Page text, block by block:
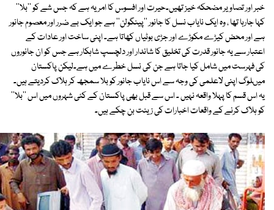
خبر اور تصاویر مضحکہ خیز تھیں۔حیرت اور افسوس کا امر یہ ہے کہ جس شے کو ''بلا''
کہا جارہا تھا ، وہ ایک نایاب نسل کا جانور ''پینگولن'' ہے جو ایک بے ضرر اور معصوم جانور
ہے اور محض کیڑے مکوڑے اور جڑی بوٹیاں کھاتا ہے۔ اپنی ساخت اور عادات کے
اعتبار سے یہ جانور قدرت کی تخلیق کا شاندار اور دلچسپ شاہکار ہے جس کو ان جانوروں
کی فہرست میں شامل کیا جاتا ہے جن کی نسل خطرے میں ہے۔لیکن پاکستان
میںلوگ اپنی لاعلمی کی وجہ سے اس نایاب جانور کو بلا سمجھ کر ہلاک کردیتے ہیں۔
یہ اس قسم کا پہلا واقعہ نہیں ۔ اس سے قبل بھی پاکستان کے کئی شہروں میں اس ''بلا''
کو ہلاک کرنے کے واقعات اخبارات کی زینت بن چکے ہیں۔